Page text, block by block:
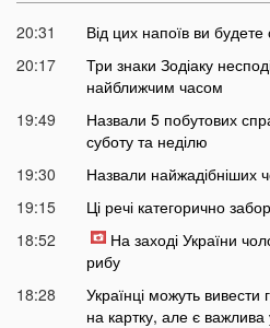
20:31
Від цих напоїв ви
20:17
Три знаки Зодіаку
найближчим часом
19:49
Назвали 5 побутових
суботу та неділю
19:30
Назвали найжадібніших
19:15
Ці речі категорично
18:52
На заході України
рибу
18:28
Українці можуть вивести
на картку, але є